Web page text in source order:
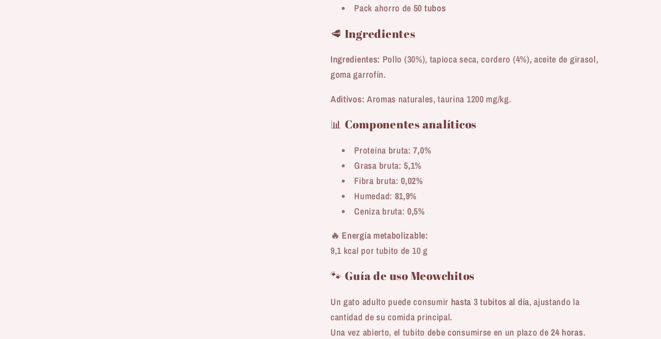
Pack ahorro de 50 tubos
🥩 Ingredientes
Ingredientes: Pollo (30%), tapioca seca, cordero (4%), aceite de girasol,
goma garrofín.
Aditivos: Aromas naturales, taurina 1200 mg/kg.
📊 Componentes analíticos
Proteína bruta:7,0%
Grasa bruta:5,1%
Fibra bruta:0,02%
Humedad: 81,9%
Ceniza bruta:0,5%
🔥 Energía metabolizable:
9,1 kcal por tubito de 10 g
🐾 Guía de uso Meowchitos
Un gato adulto puede consumir hasta 3 tubitos al día, ajustando la
cantidad de su comida principal.
Una vez abierto, el tubito debe consumirse en un plazo de24 horas.